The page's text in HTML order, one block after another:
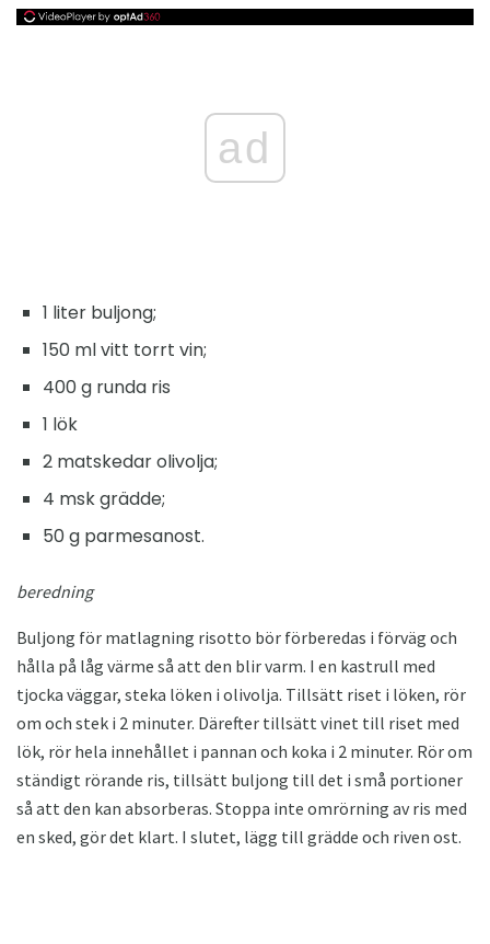
ad
1 liter buljong;
150 ml vitt torrt vin;
400 g runda ris
1 lök
2 matskedar olivolja;
4 msk grädde;
50 g parmesanost.
beredning
Buljong för matlagning risotto bör förberedas i förväg och
hålla på låg värme så att den blir varm. I en kastrull med
tjocka väggar, steka löken i olivolja. Tillsätt riset i löken, rör
om och stek i 2 minuter. Därefter tillsätt vinet till riset med
lök, rör hela innehållet i pannan och koka i 2 minuter. Rör om
ständigt rörande ris, tillsätt buljong till det i små portioner
så att den kan absorberas. Stoppa inte omrörning av ris med
en sked, gör det klart. I slutet, lägg till grädde och riven ost.